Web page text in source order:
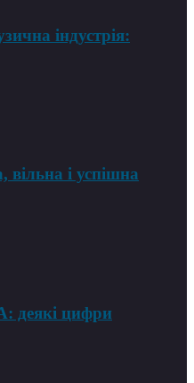
індустрія:
і успішна
деякі цифри